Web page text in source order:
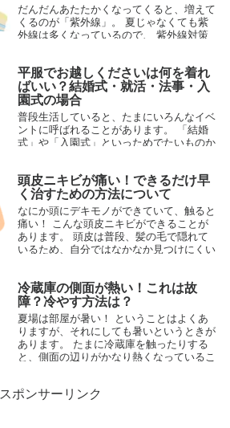
だんだんあたたかくなってくると、増えて
くるのが「紫外線」。 夏じゃなくても紫
外線は多くなっているので、 紫外線対策
傘」。 まあ、日傘は暑さ対策と...
2015.03.17
平服でお越しくださいは何を着れ
ばいい？結婚式・就活・法事・入
園式の場合
普段生活していると、たまにいろんなイベ
ントに呼ばれることがあります。 「結婚
式」や「入園式」といっためでたいものか
ントには、たいてい礼服を着ていくのです
が...
頭皮ニキビが痛い！できるだけ早
く治すための方法について
なにか頭にデキモノができていて、触ると
痛い！ こんな頭皮ニキビができることが
あります。 頭皮は普段、髪の毛で隠れて
いるため、自分ではなかなか見つけにくい
2016.07.14
冷蔵庫の側面が熱い！これは故
障？冷やす方法は？
夏場は部屋が暑い！ ということはよくあ
りますが、それにしても暑いというときが
あります。 たまに冷蔵庫を触ったりする
と、側面の辺りがかなり熱くなっているこ
スポンサーリンク